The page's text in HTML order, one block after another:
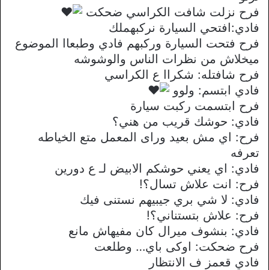
فرح نزلت شافت الكراسي ضحكت
فادي:افتحي السيارة نركبهملك
فرح فتحت السيارة وركبهم فادي وطبعاا الموضوع
ميخلاش من نظرات الناس والوشوشه
فرح شافتله: شكراا ع الكراسي
فادي ابتسم: ولوو
فرح ابتسمت ركبت سيارة
فادي: حوشك قريب من هني؟
فرح: اي مش بعيد وراى المعمل متع الخياطه
تعرفه
فادي: اي يعني حوشكم الابيض لـ ع دورين
فرح: انت علاش تسال؟!
فادي: لا شي بري جيبيهم نستنى فيك
فرح: علاش بتستناني؟!
فادي: بنشوف ميرال كان مفيهاش مانع
فرح ضحكت: اوكى باي… وطلعت
فادي قعمز ف الانتظار